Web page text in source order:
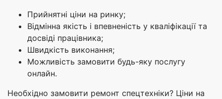
Прийнятні ціни на ринку;
Відмінна якість і впевненість у кваліфікації та
досвіді працівника;
Швидкість виконання;
Можливість замовити будь-яку послугу
онлайн.
Необхідно замовити ремонт спецтехніки? Ціни на